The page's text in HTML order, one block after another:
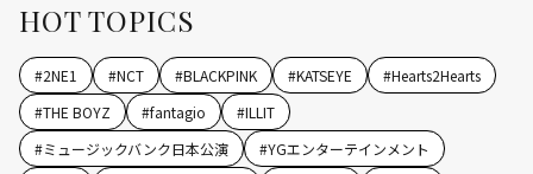
HOT TOPICS
#2NE1 #NCT #BLACKPINK #KATSEYE #Hearts2Hearts
#THE BOYZ #fantagio #ILLIT
#ミュージックバンク日本公演 #YGエンターテインメント